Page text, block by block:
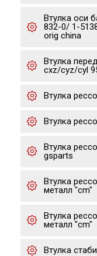
Втулка оси
832-0/ 1-
orig china
Втулка
cxz/cyz/cyl
Втулка
Втулка
Втулка
gsparts
Втулка
металл "cm"
Втулка
металл "cm"
Втулка